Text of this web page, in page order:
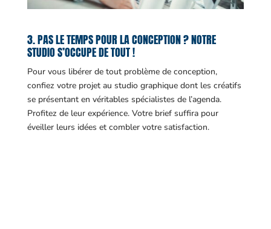
3. PAS LE TEMPS POUR LA CONCEPTION ? NOTRE
STUDIO S’OCCUPE DE TOUT !
Pour vous libérer de tout problème de conception,
confiez votre projet au studio graphique dont les créatifs
se présentant en véritables spécialistes de l’agenda.
Profitez de leur expérience. Votre brief suffira pour
éveiller leurs idées et combler votre satisfaction.